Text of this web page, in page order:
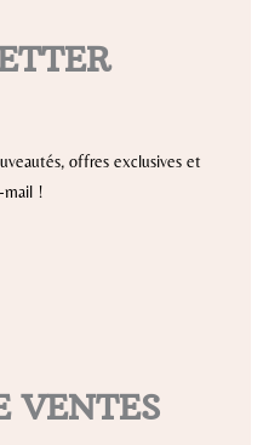
offres exclusives et
mail !
VENTES